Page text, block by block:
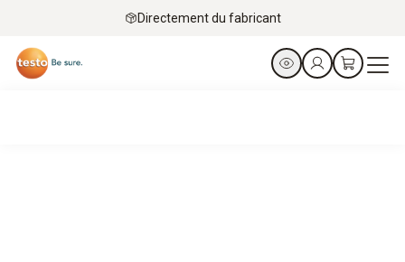
Directement du fabricant